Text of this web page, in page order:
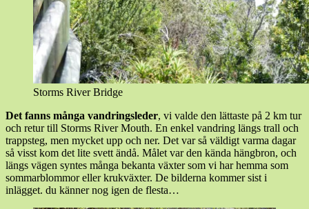
Storms River Bridge
Det fanns många vandringsleder, vi valde den lättaste på 2 km tur
och retur till Storms River Mouth. En enkel vandring längs trall och
trappsteg, men mycket upp och ner. Det var så väldigt varma dagar
så visst kom det lite svett ändå. Målet var den kända hängbron, och
längs vägen syntes många bekanta växter som vi har hemma som
sommarblommor eller krukväxter. De bilderna kommer sist i
inlägget. du känner nog igen de flesta…